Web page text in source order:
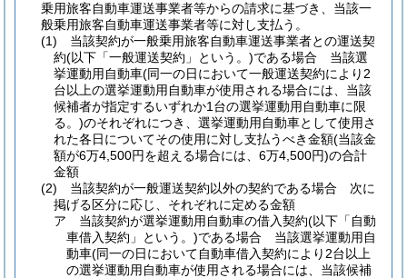
乗用旅客自動車運送事業者等からの請求に基づき、当該一
般乗用旅客自動車運送事業者等に対し支払う。
(1)
当該契約が一般乗用旅客自動車運送事業者との運送契
約(以下「一般運送契約」という。)である場合 当該選
挙運動用自動車(同一の日において一般運送契約により2
台以上の選挙運動用自動車が使用される場合には、当該
候補者が指定するいずれか1台の選挙運動用自動車に限
る。)のそれぞれにつき、選挙運動用自動車として使用さ
れた各日についてその使用に対し支払うべき金額(当該金
額が6万4,500円を超える場合には、6万4,500円)の合計
金額
(2)
当該契約が一般運送契約以外の契約である場合 次に
掲げる区分に応じ、それぞれに定める金額
ア
当該契約が選挙運動用自動車の借入契約(以下「自動
車借入契約」という。)である場合 当該選挙運動用自
動車(同一の日において自動車借入契約により2台以上
の選挙運動用自動車が使用される場合には、当該候補